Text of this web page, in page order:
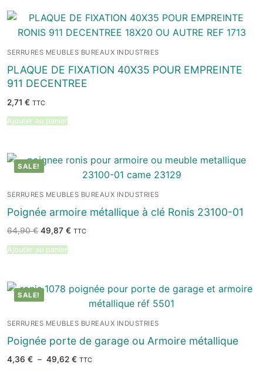
SERRURES MEUBLES BUREAUX INDUSTRIES
PLAQUE DE FIXATION 40X35 POUR EMPREINTE
911 DECENTREE
2,71 € TTC
Ajouter au panier
SALE!
SERRURES MEUBLES BUREAUX INDUSTRIES
Poignée armoire métallique à clé Ronis 23100-01
64,90€ Le
prix
initial
était :
49,87 €Le
TTC
Ajouter au panier
SALE!
SERRURES MEUBLES BUREAUX INDUSTRIES
Poignée porte de garage ou Armoire métallique
4,36 € – 49,62 €Plage
TTC